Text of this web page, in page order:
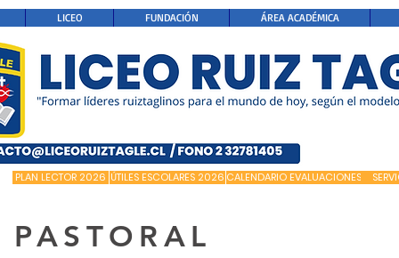
LICEO FUNDACIÓN ÁREA ACADÉMICA
PLAN LECTOR 2026 ÚTILES ESCOLARES 2026 CALENDARIO EVALUACIONES
PASTORAL